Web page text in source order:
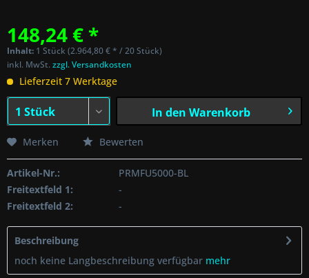
148,24 € *
Inhalt: 1 Stück (2.964,80 € * / 20 Stück)
inkl. MwSt.zzgl. Versandkosten
Lieferzeit 7 Werktage
In den Warenkorb
Merken Bewerten
Artikel-Nr.:
PRMFU5000-BL
Freitextfeld 1:
-
Freitextfeld 2:
-
Beschreibung
noch keine Langbeschreibung verfügbar mehr